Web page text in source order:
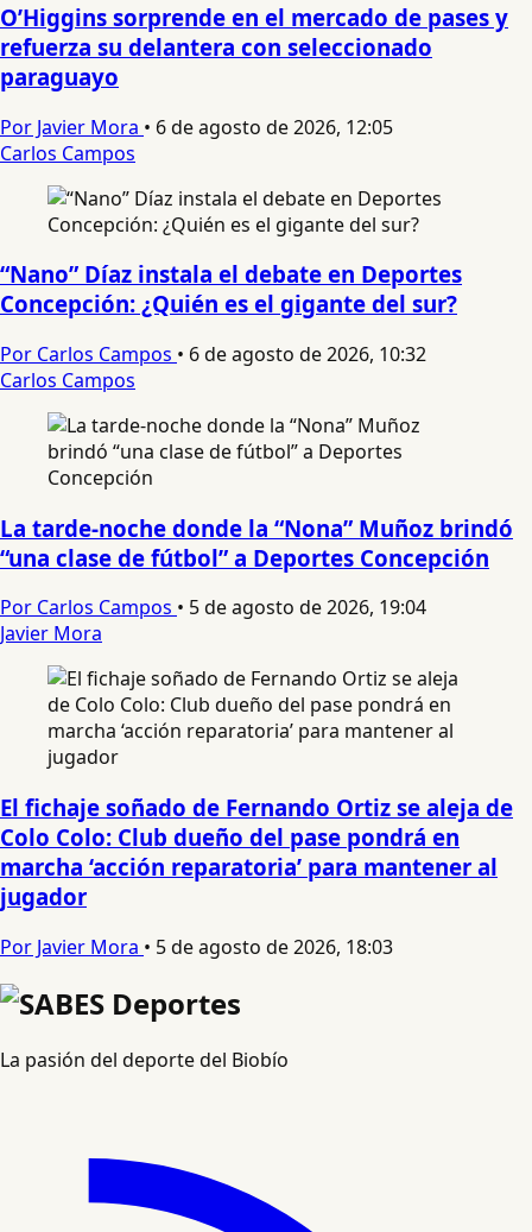
O’Higgins sorprende en el mercado de pases y
refuerza su delantera con seleccionado
paraguayo
Por Javier Mora • 6 de agosto de 2026, 12:05
Carlos Campos
“Nano” Díaz instala el debate en Deportes
Concepción: ¿Quién es el gigante del sur?
Por Carlos Campos • 6 de agosto de 2026, 10:32
Carlos Campos
La tarde-noche donde la “Nona” Muñoz brindó
“una clase de fútbol” a Deportes Concepción
Por Carlos Campos • 5 de agosto de 2026, 19:04
Javier Mora
El fichaje soñado de Fernando Ortiz se aleja de
Colo Colo: Club dueño del pase pondrá en
marcha ‘acción reparatoria’ para mantener al
jugador
Por Javier Mora • 5 de agosto de 2026, 18:03
La pasión del deporte del Biobío